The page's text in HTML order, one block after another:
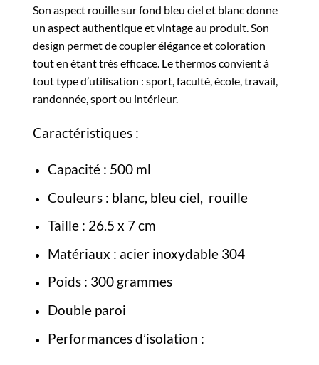
Son aspect rouille sur fond bleu ciel et blanc donne
un aspect authentique et vintage au produit. Son
design permet de coupler élégance et coloration
tout en étant très efficace. Le thermos convient à
tout type d’utilisation : sport, faculté, école, travail,
randonnée, sport ou intérieur.
Caractéristiques :
Capacité : 500 ml
Couleurs : blanc, bleu ciel, rouille
Taille : 26.5 x 7 cm
Matériaux : acier inoxydable 304
Poids : 300 grammes
Double paroi
Performances d’isolation :